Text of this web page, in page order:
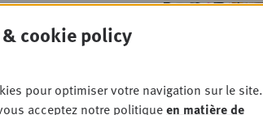
en magasin : les
la main
cookie policy
pour optimiser votre navigation sur le site.
acceptez notre politiqueen matière de